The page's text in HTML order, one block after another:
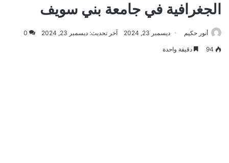
الجغرافية في جامعة بني سويف
أنور حكيم ديسمبر 23, 2024 آخر تحديث: ديسمبر 23, 2024 0
94 دقيقة واحدة